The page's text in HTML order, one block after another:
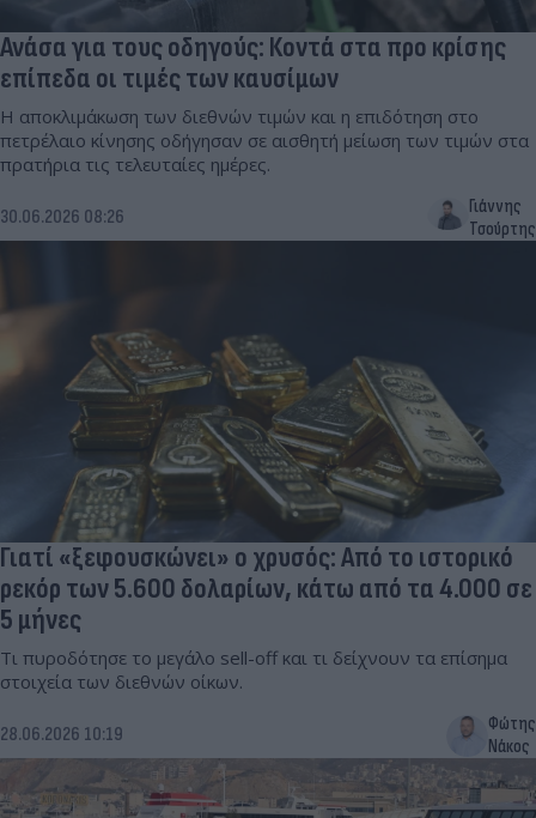
Ανάσα για τους οδηγούς: Κοντά στα προ κρίσης
επίπεδα οι τιμές των καυσίμων
Η αποκλιμάκωση των διεθνών τιμών και η επιδότηση στο
πετρέλαιο κίνησης οδήγησαν σε αισθητή μείωση των τιμών στα
πρατήρια τις τελευταίες ημέρες.
30.06.2026 08:26
Γιάννης
Τσούρτης
Γιατί «ξεφουσκώνει» ο χρυσός: Από το ιστορικό
ρεκόρ των 5.600 δολαρίων, κάτω από τα 4.000 σε
5 μήνες
Τι πυροδότησε το μεγάλο sell-off και τι δείχνουν τα επίσημα
στοιχεία των διεθνών οίκων.
28.06.2026 10:19
Φώτης
Νάκος